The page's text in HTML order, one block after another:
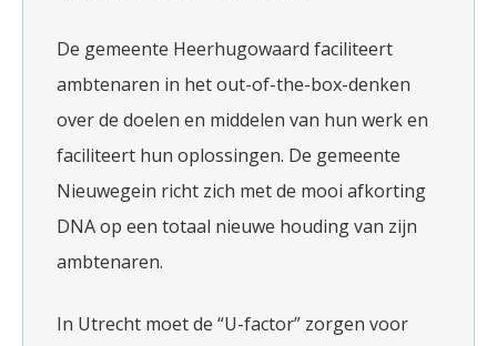
De gemeente Heerhugowaard faciliteert
ambtenaren in het out-of-the-box-denken
over de doelen en middelen van hun werk en
faciliteert hun oplossingen. De gemeente
Nieuwegein richt zich met de mooi afkorting
DNA op een totaal nieuwe houding van zijn
ambtenaren.
In Utrecht moet de “U-factor” zorgen voor